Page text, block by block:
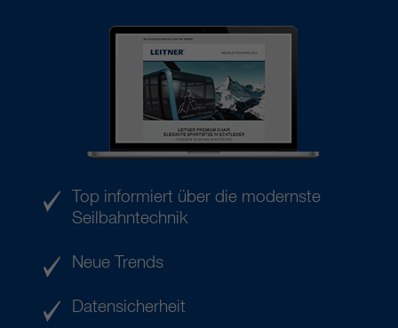
Top informiert über die modernste
Seilbahntechnik
Neue Trends
Datensicherheit